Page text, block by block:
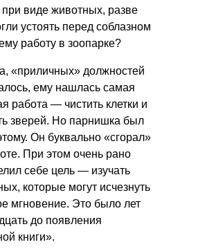
при виде животных, разве
устоять перед соблазном
работу в зоопарке?
«приличных» должностей
ему нашлась самая
работа — чистить клетки и
зверей. Но парнишка был
Он буквально «сгорал»
При этом очень рано
себе цель — изучать
которые могут исчезнуть
мгновение. Это было лет
до появления
книги».